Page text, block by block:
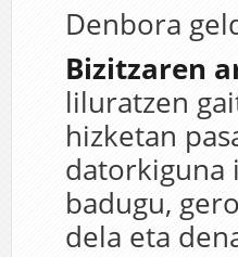
Denbora
Bizitzaren
liluratzen
hizketan
datorkiguna
badugu,
dela eta